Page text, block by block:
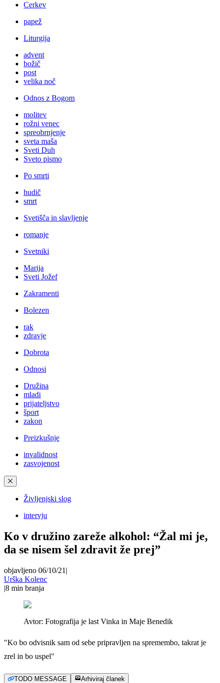
Cerkev
papež
Liturgija
advent
božič
post
velika noč
Odnos z Bogom
molitev
rožni venec
spreobrnjenje
sveta maša
Sveti Duh
Sveto pismo
Po smrti
hudič
smrt
Svetišča in slavljenje
romanje
Svetniki
Marija
Sveti Jožef
Zakramenti
Bolezen
rak
zdravje
Dobrota
Odnosi
Družina
mladi
prijateljstvo
šport
zakon
Preizkušnje
invalidnost
zasvojenost
✕
Življenjski slog
intervju
Ko v družino zareže alkohol: “Žal mi je,
da se nisem šel zdravit že prej”
objavljeno 06/10/21 |
Urška Kolenc
|8 min branja
Avtor: Fotografija je last Vinka in Maje Benedik
"Ko bo odvisnik sam od sebe pripravljen na spremembo, takrat je
zrel in bo uspel"
TODO MESSAGE Arhiviraj članek